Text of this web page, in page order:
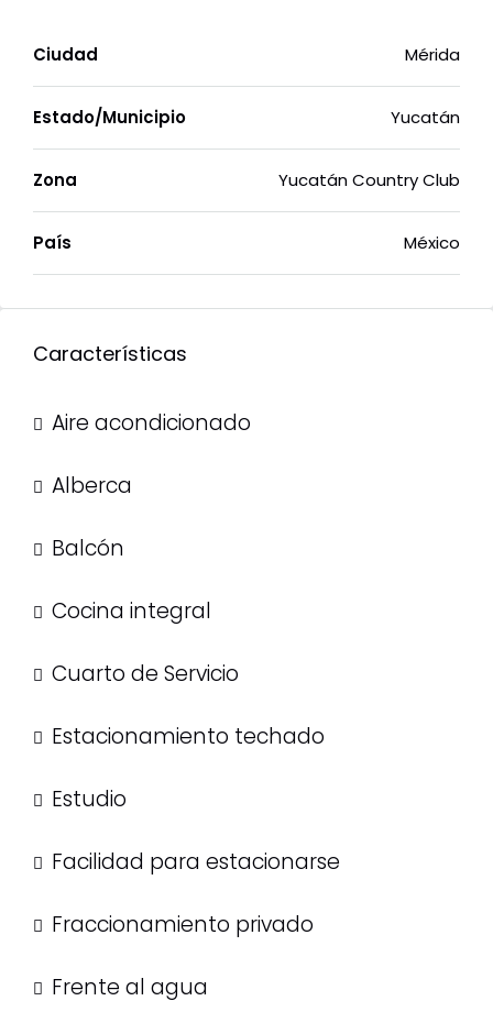
Ciudad Mérida
Estado/Municipio Yucatán
Zona Yucatán Country Club
País México
Características
Aire acondicionado
Alberca
Balcón
Cocina integral
Cuarto de Servicio
Estacionamiento techado
Estudio
Facilidad para estacionarse
Fraccionamiento privado
Frente al agua